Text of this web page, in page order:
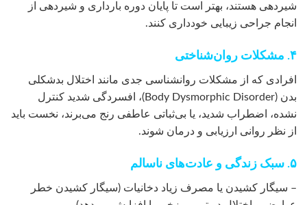
شیردهی هستند، بهتر است تا پایان دوره بارداری و شیردهی از
انجام جراحی زیبایی خودداری کنند.
۴. مشکلات روان‌شناختی
افرادی که از مشکلات روانشناسی جدی مانند اختلال بدشکلی
بدن (Body Dysmorphic Disorder)، افسردگی شدید کنترل
نشده، اضطراب شدید، یا بی‌ثباتی عاطفی رنج می‌برند، نخست باید
از نظر روانی ارزیابی و درمان شوند.
۵. سبک زندگی و عادت‌های ناسالم
– سیگار کشیدن یا مصرف زیاد دخانیات (سیگار کشیدن خطر